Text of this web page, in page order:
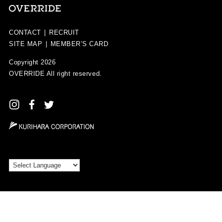
CONTACT
RECRUIT
SITE MAP
MEMBER’S CARD
Copyright 2026
OVERRIDE All right reserved.